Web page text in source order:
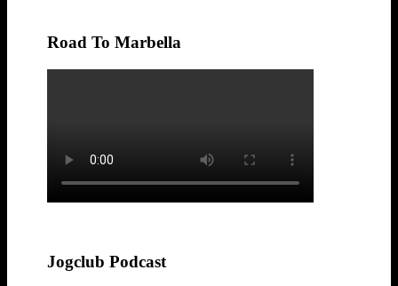
Road To Marbella
Jogclub Podcast